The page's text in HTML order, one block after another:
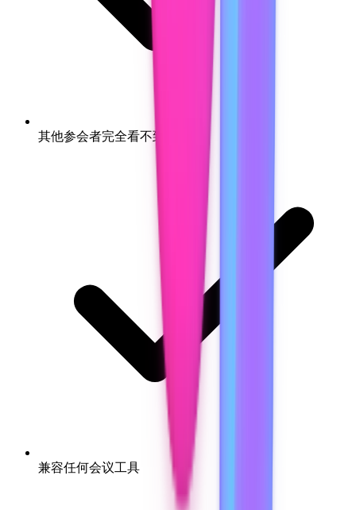
其他参会者完全看不到
兼容任何会议工具